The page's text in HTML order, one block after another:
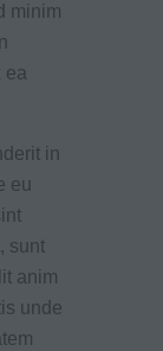
minim
ea
in
eu
sunt
anim
unde